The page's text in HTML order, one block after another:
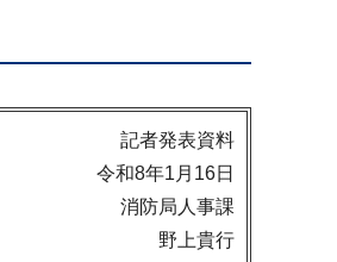
記者発表資料
令和8年1月16日
消防局人事課
野上貴行